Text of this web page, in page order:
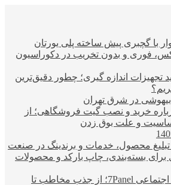
با گچبری پیش ساخته پلی یورتان
فوری و بدون تخریب در دکوراسیون
تجهیزات اندازه گیری؛ چطور دقیق‌ترین
در شرق تهران
خرید و نصب گیت فروشگاهی؛ از
و علت بوق زدن
تبلیغ محصول، خدمات و برندینگ در صنعت
برای بسته‌بندی، چاپ بارکد و محصولات
خدمات شبکه‌های اجتماعی 7Panel؛ از جذب مخاطب تا